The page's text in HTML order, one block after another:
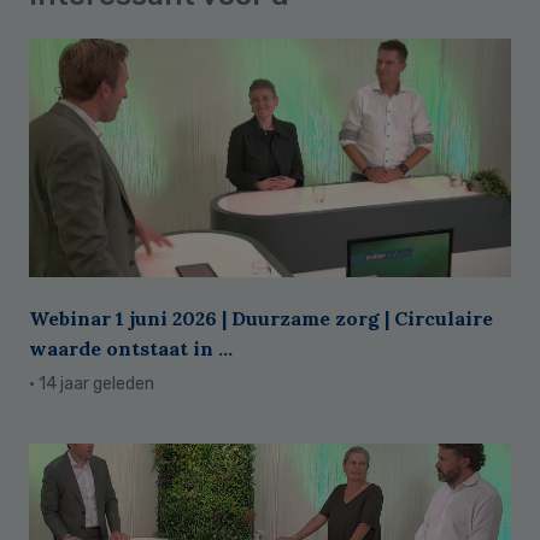
Webinar 1 juni 2026 | Duurzame zorg | Circulaire
waarde ontstaat in ...
· 14 jaar geleden